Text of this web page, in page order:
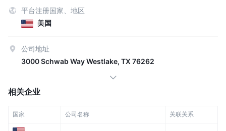
平台注册国家、地区
美国
公司地址
3000 Schwab Way Westlake, TX 76262
相关企业
国家 公司名称 关联关系